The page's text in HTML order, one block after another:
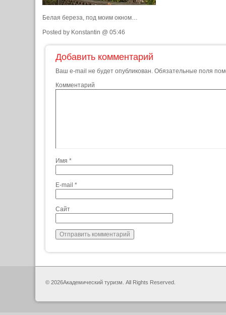
Белая береза, под моим окном…
Posted by Konstantin @ 05:46
Добавить комментарий
Ваш e-mail не будет опубликован. Обязательные поля
Комментарий
Имя *
E-mail *
Сайт
© 2026Академический туризм. All Rights Reserved.